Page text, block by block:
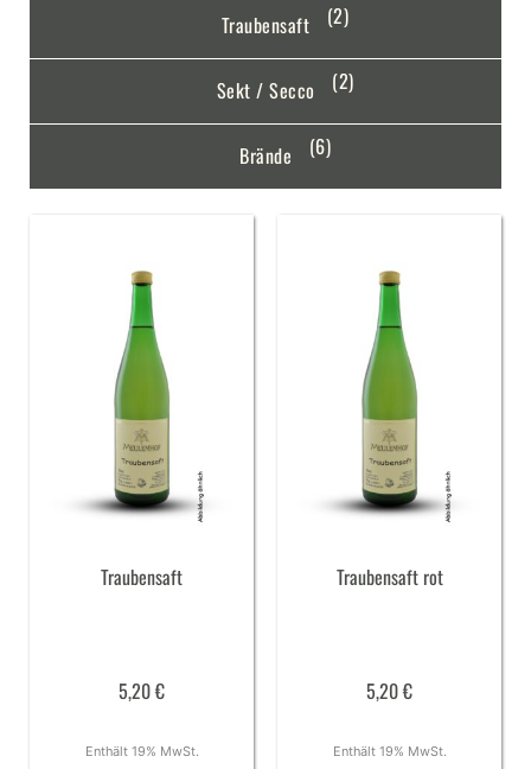
Traubensaft (2)
Sekt / Secco (2)
Brände (6)
Traubensaft
5,20€
Enthält 19% MwSt.
Traubensaft rot
5,20€
Enthält 19% MwSt.